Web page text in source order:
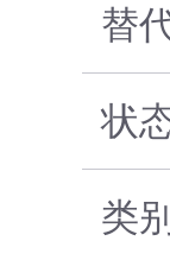
替
状
类别